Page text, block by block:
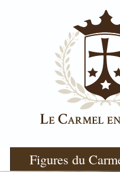
Figures du